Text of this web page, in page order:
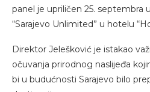
panel je upriličen 25. septembra
“Sarajevo Unlimited” u hotelu
Direktor Jelešković je istakao
očuvanja prirodnog naslijeđa
bi u budućnosti Sarajevo bilo